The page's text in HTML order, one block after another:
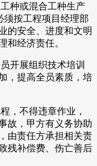
种或混合工种生产
须按工程项目经理部
的安全、进度和文明
和经济责任。
开展组织技术培训
，提高全员素质，培
，不得违章作业，
故，甲方有义务协助
由责任方承担相关责
残补偿费、伤亡善后